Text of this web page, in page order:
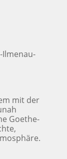
mit der
Goethe-